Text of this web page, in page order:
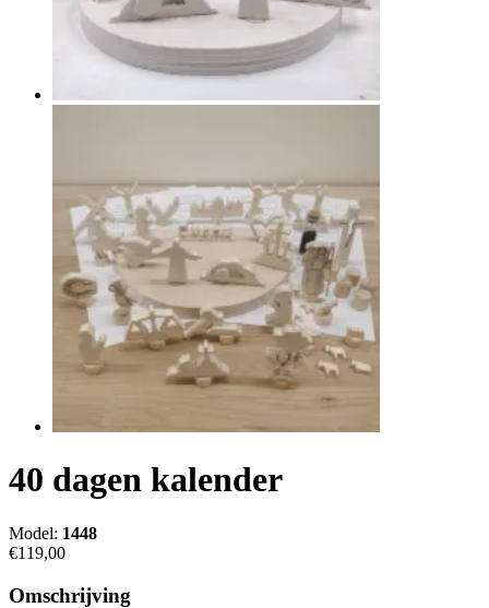
40 dagen kalender
Model: 1448
€119,00
Omschrijving